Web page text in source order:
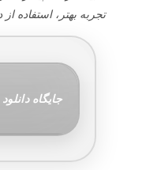
تجربه بهتر، استفاده
جایگاه دانلود